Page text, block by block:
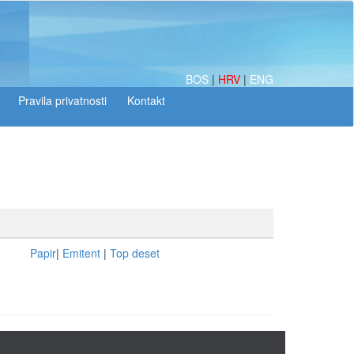
BOS | HRV | ENG
Papir| Emitent | Top deset